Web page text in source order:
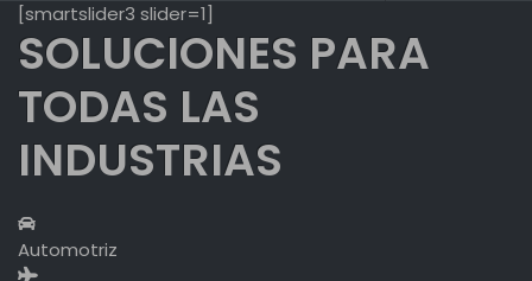
[smartslider3 slider=1]
SOLUCIONES PARA
TODAS LAS
INDUSTRIAS
Automotriz